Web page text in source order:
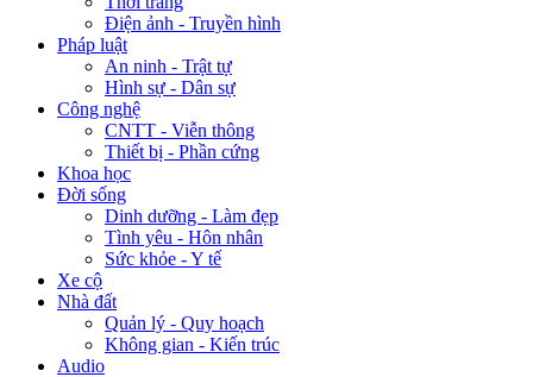
Điện ảnh - Truyền hình
Pháp luật
An ninh - Trật tự
Hình sự - Dân sự
Công nghệ
CNTT - Viễn thông
Thiết bị - Phần cứng
Khoa học
Đời sống
Dinh dưỡng - Làm đẹp
Tình yêu - Hôn nhân
Sức khỏe - Y tế
Xe cộ
Nhà đất
Quản lý - Quy hoạch
Không gian - Kiến trúc
Audio